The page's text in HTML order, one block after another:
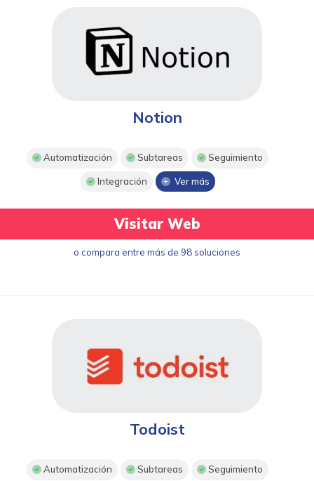
Notion
Automatización Subtareas Seguimiento
Integración Ver más
Visitar Web
o compara entre más de 98 soluciones
Todoist
Automatización Subtareas Seguimiento